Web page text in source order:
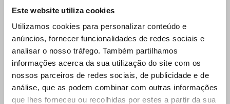
Este website utiliza cookies
Utilizamos cookies para personalizar conteúdo e
anúncios, fornecer funcionalidades de redes sociais e
analisar o nosso tráfego. Também partilhamos
informações acerca da sua utilização do site com os
nossos parceiros de redes sociais, de publicidade e de
análise, que as podem combinar com outras informações
que lhes forneceu ou recolhidas por estes a partir da sua
Costa do Marfim: Duplo Jubileu de Prata